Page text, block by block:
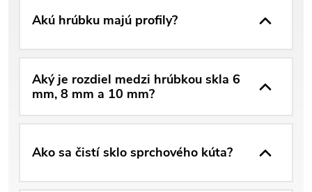
Akú hrúbku majú profily?
Aký je rozdiel medzi hrúbkou skla 6
mm, 8 mm a 10 mm?
Ako sa čistí sklo sprchového kúta?